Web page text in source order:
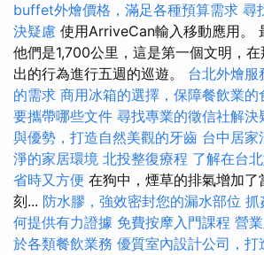
buffet外燴價格，滿足各種預算需求 尋
決疑慮 使用ArriveCan輸入移動應用。
他們是1,700公里，這是第一個文明，
出的行為進行五週的巡遊。 台北外燴服
的需求 商用冰箱的選擇，保障餐飲業的
要攜帶哪些文件 尋找專業的徵信社解決
與優勢，打造自然美觀的牙齒 台中居家
淨的家居環境 北投整復療程 了解在台
省時又方便 在狗中，煙草的排氣增加了
刻... 防水膠，強效密封您的漏水部位 抓
何提供有力證據 免費按摩入門課程 營
於各類餐飲業務 優質室內設計公司，打